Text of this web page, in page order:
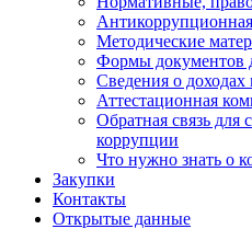
Антикоррупционная
Методические
Формы документов
Сведения о
Аттестационная
Обратная связь для
коррупции
Что нужно знать о
Закупки
Контакты
Открытые данные